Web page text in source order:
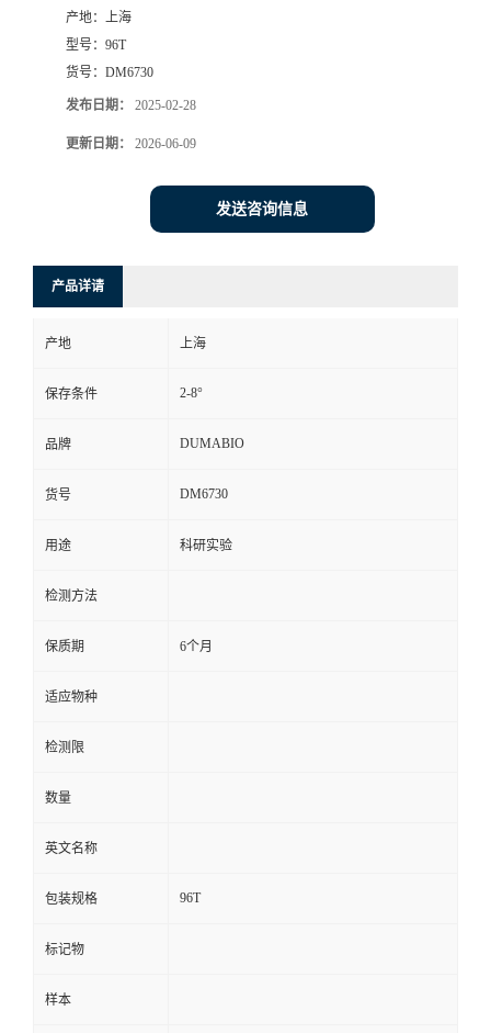
系
方
产地： 上海
型号： 96T
货号： DM6730
发布日期： 2025-02-28
更新日期： 2026-06-09
发送咨询信息
产品详请
产地 上海
保存条件 2-8°
品牌 DUMABIO
货号 DM6730
用途 科研实验
检测方法
保质期 6个月
适应物种
检测限
数量
英文名称
包装规格 96T
标记物
样本